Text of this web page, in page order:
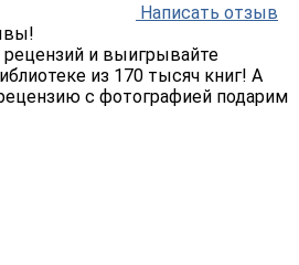
Написать отзыв
рецензий и выигрывайте
из 170 тысяч книг! А
с фотографией подарим